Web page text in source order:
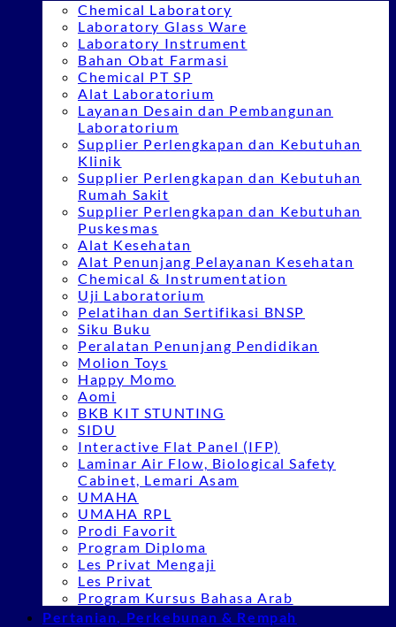
Chemical Laboratory
Laboratory Glass Ware
Laboratory Instrument
Bahan Obat Farmasi
Chemical PT SP
Alat Laboratorium
Layanan Desain dan Pembangunan
Laboratorium
Supplier Perlengkapan dan Kebutuhan
Klinik
Supplier Perlengkapan dan Kebutuhan
Rumah Sakit
Supplier Perlengkapan dan Kebutuhan
Puskesmas
Alat Kesehatan
Alat Penunjang Pelayanan Kesehatan
Chemical & Instrumentation
Uji Laboratorium
Pelatihan dan Sertifikasi BNSP
Siku Buku
Peralatan Penunjang Pendidikan
Molion Toys
Happy Momo
Aomi
BKB KIT STUNTING
SIDU
Interactive Flat Panel (IFP)
Laminar Air Flow, Biological Safety
Cabinet, Lemari Asam
UMAHA
UMAHA RPL
Prodi Favorit
Program Diploma
Les Privat Mengaji
Les Privat
Program Kursus Bahasa Arab
Pertanian, Perkebunan & Rempah